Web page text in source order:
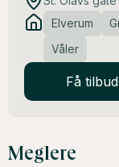
Elverum
Våler
Få
Meglere